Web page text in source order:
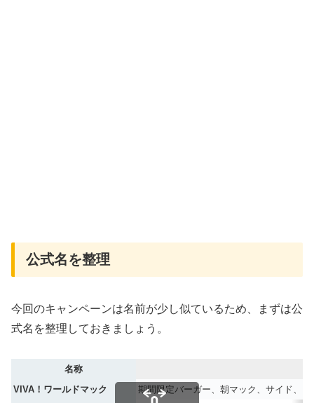
公式名を整理
今回のキャンペーンは名前が少し似ているため、まずは公
式名を整理しておきましょう。
名称
VIVA！ワールドマック
期間限定バーガー、朝マック、サイド、